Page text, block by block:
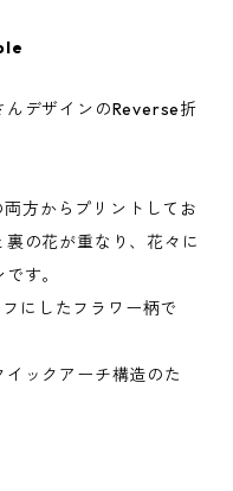
んデザインのReverse折
方からプリントしてお
の花が重なり、花々に
す。
にしたフラワー柄で
ックアーチ構造のた